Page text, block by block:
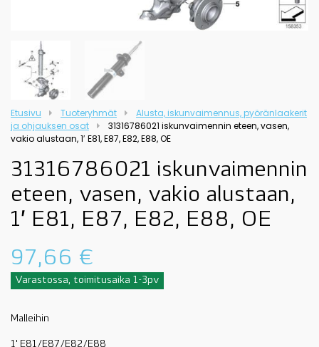
Etusivu Tuoteryhmät
Alusta, iskunvaimennus, pyöränlaakerit
ja ohjauksen osat
31316786021 iskunvaimennin eteen, vasen,
vakio alustaan, 1′ E81, E87, E82, E88, OE
31316786021 iskunvaimennin
eteen, vasen, vakio alustaan,
1′ E81, E87, E82, E88, OE
97,66 €
Varastossa, toimitusaika 1-3pv
Malleihin
1' E81/E87/E82/E88